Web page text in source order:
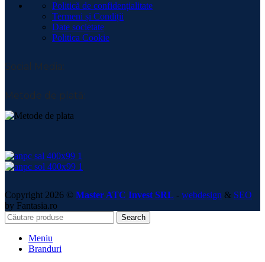
Politică de confidențialitate
Termeni și Condiții
Date societate
Politica Cookie
Social Media:
Metode de plată:
Copyright 2026 © Master ATC Invest SRL - webdesign & SEO
by Fantasia.ro
Search
Meniu
Branduri